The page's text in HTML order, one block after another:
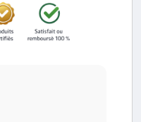
quotidien.